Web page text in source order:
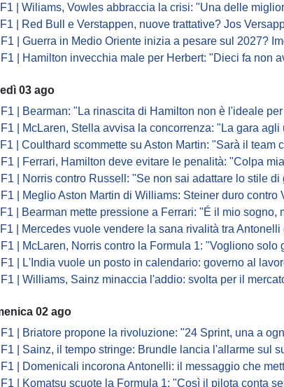
F1 | Wiliams, Vowles abbraccia la crisi: "Una delle migliori cose che potevano
F1 | Red Bull e Verstappen, nuove trattative? Jos Versappen insorge contro i
F1 | Guerra in Medio Oriente inizia a pesare sul 2027? Imola e Barcellona
F1 | Hamilton invecchia male per Herbert: "Dieci fa non avrebbe preso queste
03 ago
F1 | Bearman: "La rinascita di Hamilton non è l'ideale per il mio futuro in
F1 | McLaren, Stella avvisa la concorrenza: "La gara agli upgrade è appena
F1 | Coulthard scommette su Aston Martin: "Sarà il team che
F1 | Ferrari, Hamilton deve evitare le penalità: "Colpa
F1 | Norris contro Russell: "Se non sai adattare lo stile di guida,
F1 | Meglio Aston Martin di Williams: Steiner duro contro
F1 | Bearman mette pressione a Ferrari: "É il mio sogno, ma se il sedile non sarà
F1 | Mercedes vuole vendere la sana rivalità tra Antonelli e Russell:
F1 | McLaren, Norris contro la Formula 1: "Vogliono solo
F1 | L'India vuole un posto in calendario: governo al lavoro per
F1 | Williams, Sainz minaccia l'addio: svolta per il
02 ago
F1 | Briatore propone la rivoluzione: "24 Sprint, una a ogni Gran
F1 | Sainz, il tempo stringe: Brundle lancia l'allarme sul suo
F1 | Domenicali incorona Antonelli: il messaggio che mette in
F1 | Komatsu scuote la Formula 1: "Così il pilota conta sempre